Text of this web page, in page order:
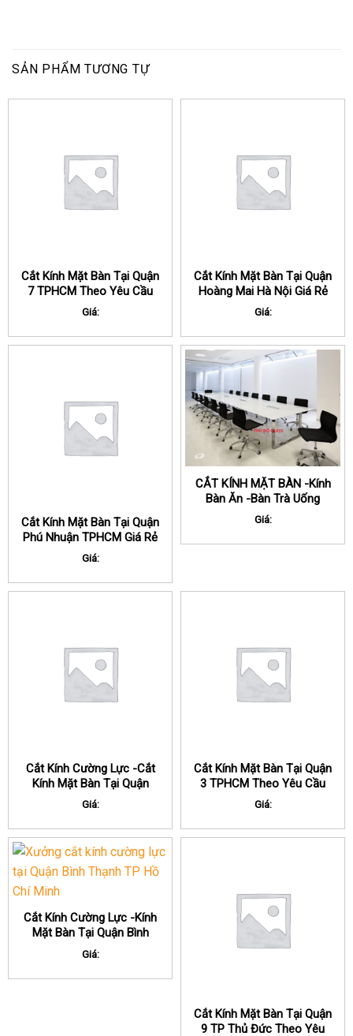
SẢN PHẨM TƯƠNG TỰ
Cắt Kính Mặt Bàn Tại Quận
7 TPHCM Theo Yêu Cầu
Giá:
Cắt Kính Mặt Bàn Tại Quận
Hoàng Mai Hà Nội Giá Rẻ
Giá:
Cắt Kính Mặt Bàn Tại Quận
Phú Nhuận TPHCM Giá Rẻ
Giá:
CẮT KÍNH MẶT BÀN -Kính
Bàn Ăn -Bàn Trà Uống
Nước
Giá:
Cắt Kính Cường Lực -Cắt
Kính Mặt Bàn Tại Quận
Cầu Giấy
Giá:
Cắt Kính Mặt Bàn Tại Quận
3 TPHCM Theo Yêu Cầu
Giá:
Cắt Kính Cường Lực -Kính
Mặt Bàn Tại Quận Bình
Thạnh
Giá:
Cắt Kính Mặt Bàn Tại Quận
9 TP Thủ Đức Theo Yêu